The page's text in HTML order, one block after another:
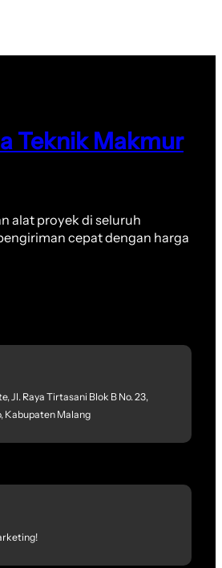
Teknik Makmur
alat proyek di seluruh
cepat dengan harga
Jl. Raya Tirtasani Blok B No. 23,
Kabupaten Malang